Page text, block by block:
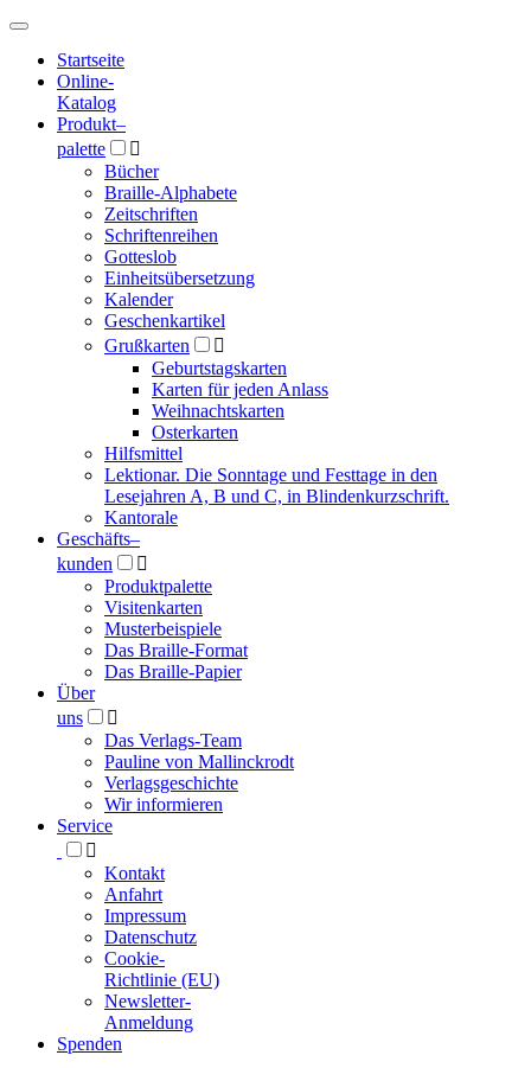
Hauptmenü
Hauptmenü
Startseite
Online-
Katalog
Produkt–
palette

Bücher
Braille-Alphabete
Zeitschriften
Schriftenreihen
Gotteslob
Einheitsübersetzung
Kalender
Geschenkartikel
Grußkarten

Geburtstagskarten
Karten für jeden Anlass
Weihnachtskarten
Osterkarten
Hilfsmittel
Lektionar. Die Sonntage und Festtage in den
Lesejahren A, B und C, in Blindenkurzschrift.
Kantorale
Geschäfts­–
kunden

Produktpalette
Visitenkarten
Musterbeispiele
Das Braille-Format
Das Braille-Papier
Über
uns

Das Verlags-Team
Pauline von Mallinckrodt
Verlagsgeschichte
Wir informieren
Service

Kontakt
Anfahrt
Impressum
Datenschutz
Cookie-
Richtlinie (EU)
Newsletter-
Anmeldung
Spenden